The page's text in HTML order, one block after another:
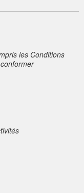
les Conditions